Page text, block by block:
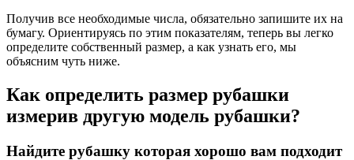
Получив все необходимые числа, обязательно запишите их на
бумагу. Ориентируясь по этим показателям, теперь вы легко
определите собственный размер, а как узнать его, мы
объясним чуть ниже.
Как определить размер рубашки
измерив другую модель рубашки?
Найдите рубашку которая хорошо вам подходит